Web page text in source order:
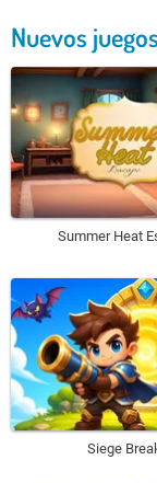
Nuevos juegos
Summer Heat
Siege